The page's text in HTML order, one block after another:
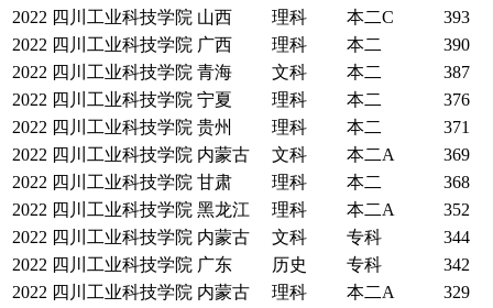
2022 四川工业科技学院 山西 理科 本二C
393
2022 四川工业科技学院 广西 理科 本二
390
2022 四川工业科技学院 青海 文科 本二
387
2022 四川工业科技学院 宁夏 理科 本二
376
2022 四川工业科技学院 贵州 理科 本二
371
2022 四川工业科技学院 内蒙古 文科 本二A
369
2022 四川工业科技学院 甘肃 理科 本二
368
2022 四川工业科技学院 黑龙江 理科 本二A
352
2022 四川工业科技学院 内蒙古 文科 专科
344
2022 四川工业科技学院 广东 历史 专科
342
2022 四川工业科技学院 内蒙古 理科 本二A
329